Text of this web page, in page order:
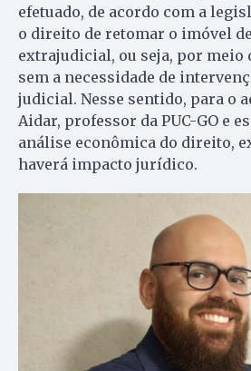
efetuado, de acordo com a
o direito de retomar o imóvel
extrajudicial, ou seja, por meio
sem a necessidade de
judicial. Nesse sentido, para o
Aidar, professor da PUC-GO e
análise econômica do direito,
haverá impacto jurídico.